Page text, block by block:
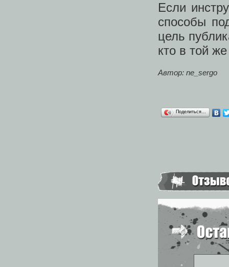
Если
способы
цель
кто в той
Автор: ne_sergo
Поделиться…